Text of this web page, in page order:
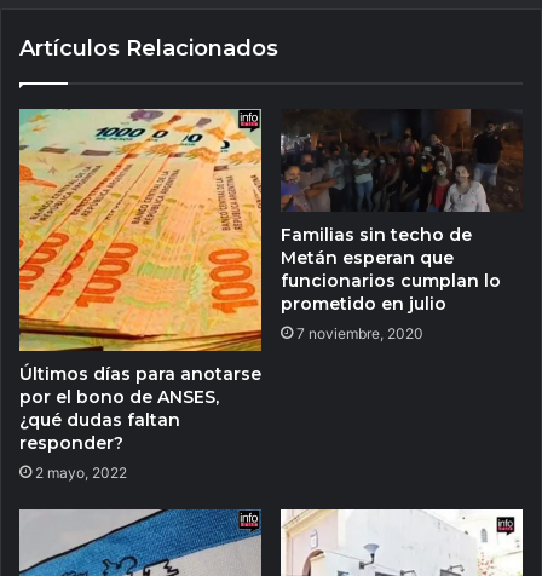
Artículos Relacionados
Últimos días para anotarse
por el bono de ANSES,
¿qué dudas faltan
responder?
2 mayo, 2022
Familias sin techo de
Metán esperan que
funcionarios cumplan lo
prometido en julio
7 noviembre, 2020